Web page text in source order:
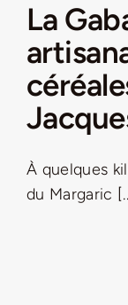
La
À quelques
du Margaric